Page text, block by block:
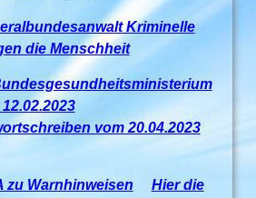
Kriminelle
die Menschheit
vom 20.04.2023
zu Warnhinweisen
Hier die